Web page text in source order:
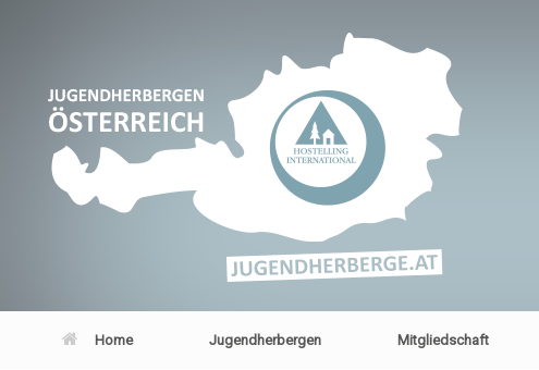
Home Jugendherbergen Mitgliedschaft